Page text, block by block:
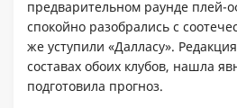
предварительном раунде плей-
спокойно разобрались с
же уступили «Далласу».
составах обоих клубов, нашла
подготовила прогноз.